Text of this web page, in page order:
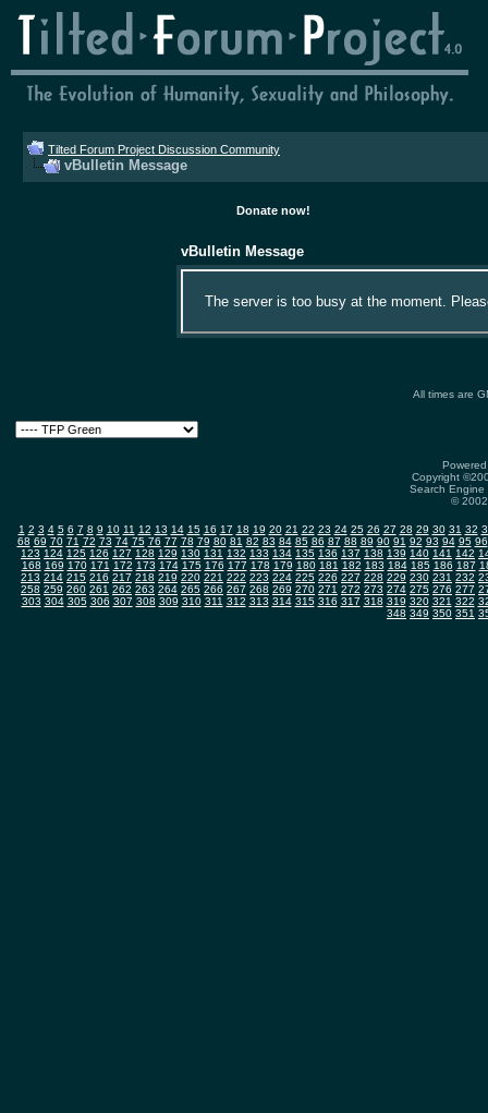
Tilted Forum Project Discussion Community
vBulletin Message
Donate now!
vBulletin Message
The server is too busy at the moment.
All times are
Copyright
Search
©
1 2 3 4 5 6 7 8 9 10 11 12 13 14 15 16 17 18 19 20 21 22 23 24 25 26 27 28 29 30 31 32
68 69 70 71 72 73 74 75 76 77 78 79 80 81 82 83 84 85 86 87 88 89 90 91 92 93 94 95 96
123 124 125 126 127 128 129 130 131 132 133 134 135 136 137 138 139 140 141 142
168 169 170 171 172 173 174 175 176 177 178 179 180 181 182 183 184 185 186 187
213 214 215 216 217 218 219 220 221 222 223 224 225 226 227 228 229 230 231 232
258 259 260 261 262 263 264 265 266 267 268 269 270 271 272 273 274 275 276 277
303 304 305 306 307 308 309 310 311 312 313 314 315 316 317 318 319 320 321 322
348 349 350 351